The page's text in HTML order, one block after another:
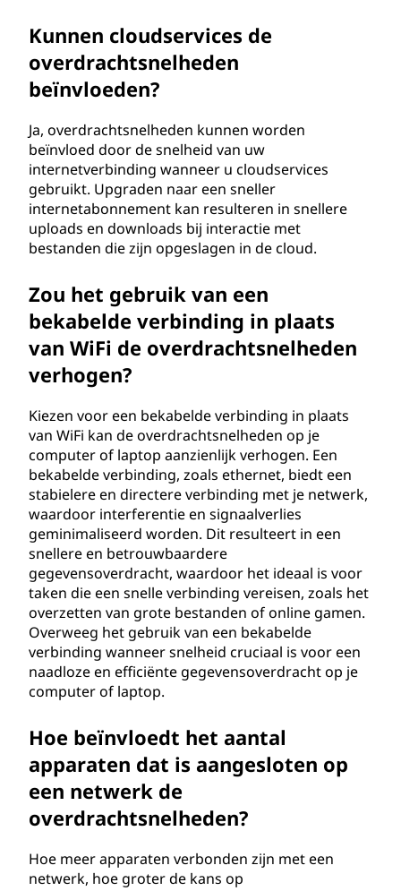
Kunnen cloudservices de
overdrachtsnelheden
beïnvloeden?
Ja, overdrachtsnelheden kunnen worden
beïnvloed door de snelheid van uw
internetverbinding wanneer u cloudservices
gebruikt. Upgraden naar een sneller
internetabonnement kan resulteren in snellere
uploads en downloads bij interactie met
bestanden die zijn opgeslagen in de cloud.
Zou het gebruik van een
bekabelde verbinding in plaats
van WiFi de overdrachtsnelheden
verhogen?
Kiezen voor een bekabelde verbinding in plaats
van WiFi kan de overdrachtsnelheden op je
computer of laptop aanzienlijk verhogen. Een
bekabelde verbinding, zoals ethernet, biedt een
stabielere en directere verbinding met je netwerk,
waardoor interferentie en signaalverlies
geminimaliseerd worden. Dit resulteert in een
snellere en betrouwbaardere
gegevensoverdracht, waardoor het ideaal is voor
taken die een snelle verbinding vereisen, zoals het
overzetten van grote bestanden of online gamen.
Overweeg het gebruik van een bekabelde
verbinding wanneer snelheid cruciaal is voor een
naadloze en efficiënte gegevensoverdracht op je
computer of laptop.
Hoe beïnvloedt het aantal
apparaten dat is aangesloten op
een netwerk de
overdrachtsnelheden?
Hoe meer apparaten verbonden zijn met een
netwerk, hoe groter de kans op